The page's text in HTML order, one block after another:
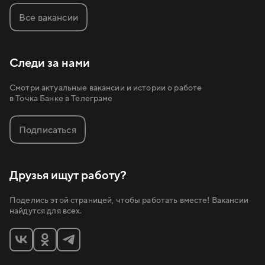
Все вакансии
Следи за нами
Смотри актуальные вакансии и истории о работе
в Точка Банке в Телеграме
Подписаться
Друзья ищут работу?
Поделись этой страницей, чтобы работать вместе! Вакансии
найдутся для всех.